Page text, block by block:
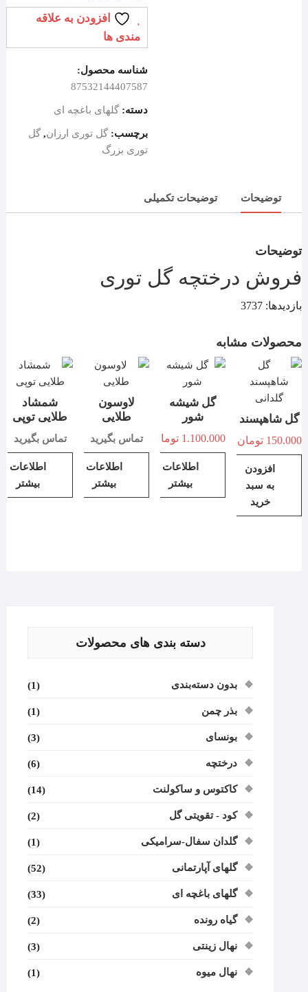
افزودن به علاقه
مندی ها
شناسه محصول:
87532144407587
دسته: گلهای باغچه ای
برچسب: گل توری ارزان, گل
توری بزرگ
توضیحات توضیحات تکمیلی
توضیحات
فروش درختچه گل توری
بازدیدها: 3737
محصولات مشابه
گل شاهپسند
150.000 تومان
افزودن
به سبد
خرید
گل شیشه
شور
1.100.000 تومان
اطلاعات
بیشتر
لاوسون
طلایی
تماس بگیرید
اطلاعات
بیشتر
شمشاد
طلایی توپی
تماس بگیرید
اطلاعات
بیشتر
دسته بندی های محصولات
بدون دسته‌بندی (1)
بذر چمن (1)
بونسای (3)
درختچه (6)
کاکتوس و ساکولنت (14)
کود - تقویتی گل (2)
گلدان سفال-سرامیکی (1)
گلهای آپارتمانی (52)
گلهای باغچه ای (33)
گیاه رونده (2)
نهال زینتی (3)
نهال میوه (1)